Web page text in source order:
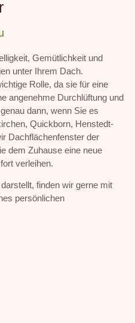
Gemütlichkeit und
unter Ihrem Dach.
Rolle, da sie für eine
angenehme Durchlüftung und
dann, wenn Sie es
Quickborn, Henstedt-
Dachflächenfenster der
dem Zuhause eine neue
verleihen.
finden wir gerne mit
persönlichen